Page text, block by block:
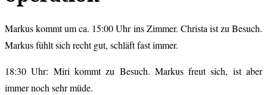
Markus kommt um ca. 15:00 Uhr ins Zimmer. Christa ist zu Besuch.
Markus fühlt sich recht gut, schläft fast immer.
18:30 Uhr: Miri kommt zu Besuch. Markus freut sich, ist aber
immer noch sehr müde.